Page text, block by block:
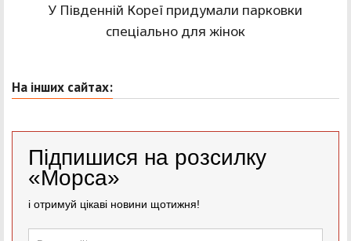
У Південній Кореї придумали парковки
спеціально для жінок
На інших сайтах:
Підпишися на розсилку
«Морса»
і отримуй цікаві новини щотижня!